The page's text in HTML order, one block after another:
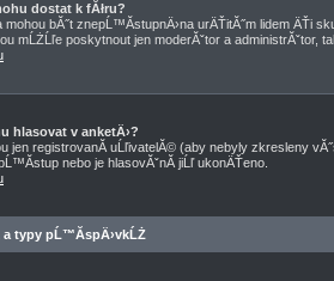
dostat k fĂłru?
mohou bĂ˝t znepĹ™Ă­stupnÄ›na urÄŤitĂ˝m lidem
mĹŻĹľe poskytnout jen moderĂˇtor a administrĂˇtor,
hlasovat v anketÄ›?
jen registrovanĂ­ uĹľivatelĂ© (aby nebyly zkresleny
nebo je hlasovĂˇnĂ­ jiĹľ ukonÄŤeno.
a typy pĹ™Ă­spÄ›vkĹŻ